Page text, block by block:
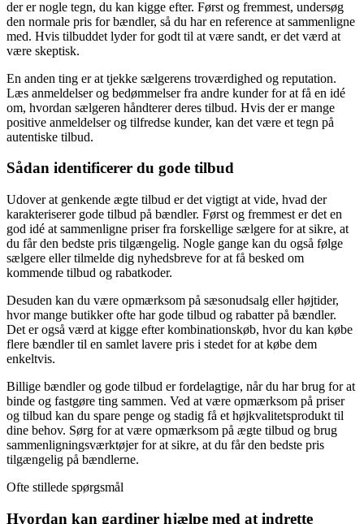
der er nogle tegn, du kan kigge efter. Først og fremmest, undersøg
den normale pris for bændler, så du har en reference at sammenligne
med. Hvis tilbuddet lyder for godt til at være sandt, er det værd at
være skeptisk.
En anden ting er at tjekke sælgerens troværdighed og reputation.
Læs anmeldelser og bedømmelser fra andre kunder for at få en idé
om, hvordan sælgeren håndterer deres tilbud. Hvis der er mange
positive anmeldelser og tilfredse kunder, kan det være et tegn på
autentiske tilbud.
Sådan identificerer du gode tilbud
Udover at genkende ægte tilbud er det vigtigt at vide, hvad der
karakteriserer gode tilbud på bændler. Først og fremmest er det en
god idé at sammenligne priser fra forskellige sælgere for at sikre, at
du får den bedste pris tilgængelig. Nogle gange kan du også følge
sælgere eller tilmelde dig nyhedsbreve for at få besked om
kommende tilbud og rabatkoder.
Desuden kan du være opmærksom på sæsonudsalg eller højtider,
hvor mange butikker ofte har gode tilbud og rabatter på bændler.
Det er også værd at kigge efter kombinationskøb, hvor du kan købe
flere bændler til en samlet lavere pris i stedet for at købe dem
enkeltvis.
Billige bændler og gode tilbud er fordelagtige, når du har brug for at
binde og fastgøre ting sammen. Ved at være opmærksom på priser
og tilbud kan du spare penge og stadig få et højkvalitetsprodukt til
dine behov. Sørg for at være opmærksom på ægte tilbud og brug
sammenligningsværktøjer for at sikre, at du får den bedste pris
tilgængelig på bændlerne.
Ofte stillede spørgsmål
Hvordan kan gardiner hjælpe med at indrette